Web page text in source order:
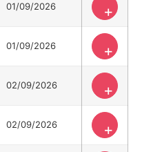
01/09/2026 +
01/09/2026 +
02/09/2026 +
02/09/2026 +